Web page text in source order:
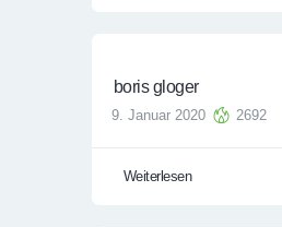
boris gloger
9. Januar 2020 2692
Weiterlesen